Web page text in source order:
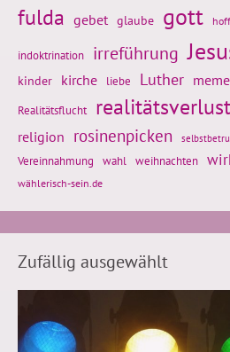
fulda gebet glaube gott
indoktrination irreführung
kinder kirche liebe Luther meme
Realitätsflucht realitätsverlust
religion rosinenpicken
Vereinnahmung wahl weihnachten
wählerisch-sein.de
Zufällig ausgewählt